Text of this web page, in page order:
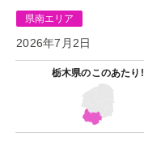
県南エリア
2026年7月2日
栃木県のこのあたり!